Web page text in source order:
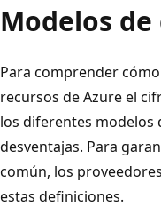
Modelos
Para comprender
recursos de Azure el
los diferentes modelos
desventajas. Para
común, los
estas definiciones.